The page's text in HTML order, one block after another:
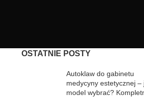
OSTATNIE POSTY
Autoklaw do gabinetu
medycyny estetycznej –
model wybrać?